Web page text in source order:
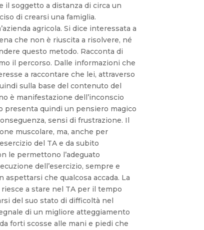
agricola. Si dice interessata a
che non è riuscita a risolvere, né
questo metodo. Racconta di
il percorso. Dalle informazioni che
a raccontare che lei, attraverso
sulla base del contenuto del
è manifestazione dell’inconscio
presenta quindi un pensiero magico
sensi di frustrazione. Il
muscolare, ma, anche per
del TA e da subito
le permettono l’adeguato
dell’esercizio, sempre e
che qualcosa accada. La
a stare nel TA per il tempo
del suo stato di difficoltà nel
di un migliore atteggiamento
forti scosse alle mani e piedi che